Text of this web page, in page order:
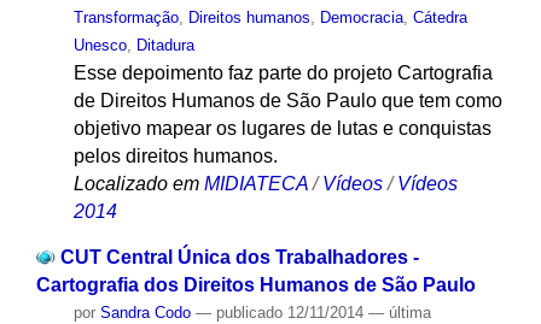
Transformação, Direitos humanos Democracia, Cátedra
Unesco, Ditadura
Esse depoimento faz parte do projeto Cartografia
de Direitos Humanos de São Paulo que tem como
objetivo mapear os lugares de lutas e conquistas
pelos direitos humanos.
Localizado em MIDIATECA /Vídeos /Vídeos
2014
CUT Central Única dos Trabalhadores -
Cartografia dos Direitos Humanos de São Paulo
por Sandra Codo — publicado12/11/2014 — última